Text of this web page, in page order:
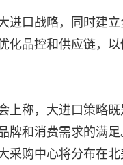
进口战略，同时建
化品控和供应链，
上称，大进口策略
牌和消费需求的满
采购中心将分布在